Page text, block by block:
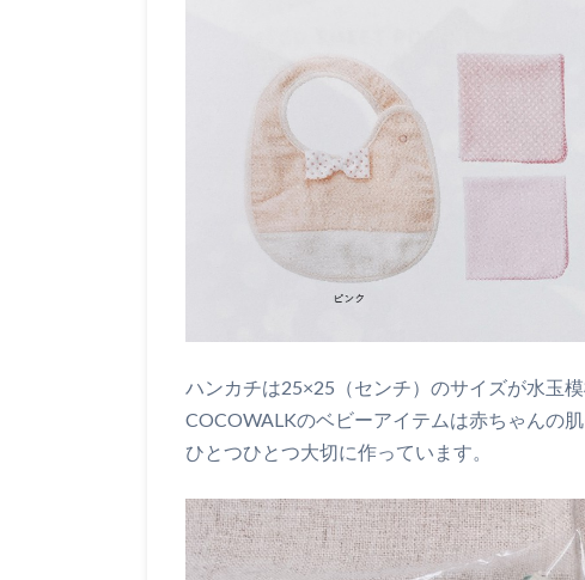
ハンカチは25×25（センチ）のサイズが水玉
COCOWALKのベビーアイテムは赤ちゃんの
ひとつひとつ大切に作っています。